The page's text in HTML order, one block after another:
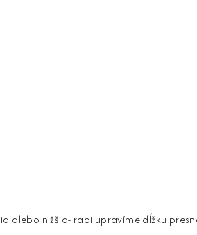
alebo nižšia- radi upravíme dĺžku